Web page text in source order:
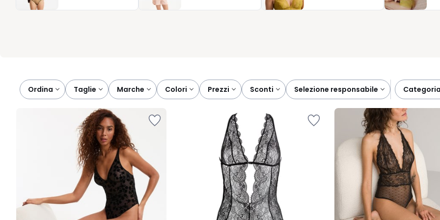
risponde davvero alle tue abitudini. Un alleato concreto, pensato per seguirti nel tuo ritmo, con la sicurezza di una scelta ben
Ordina
taglie marche colori prezzi sconti selezione responsabile categoria